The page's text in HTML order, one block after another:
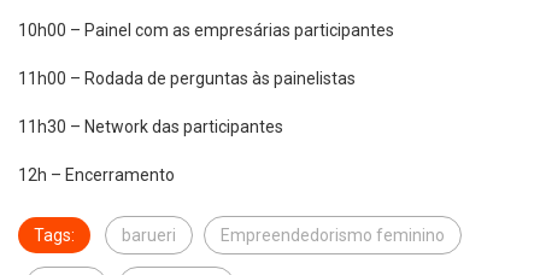
10h00 – Painel com as empresárias participantes
11h00 – Rodada de perguntas às painelistas
11h30 – Network das participantes
12h – Encerramento
Tags: barueri Empreendedorismo feminino